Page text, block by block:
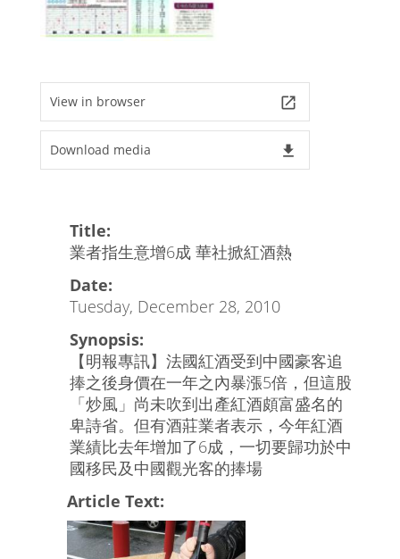
View in browser launch
Download media file_download
Title:
業者指生意增6成 華社掀紅酒熱
Date:
Tuesday, December 28, 2010
Synopsis:
【明報專訊】法國紅酒受到中國豪客追
捧之後身價在一年之內暴漲5倍，但這股
「炒風」尚未吹到出產紅酒頗富盛名的
卑詩省。但有酒莊業者表示，今年紅酒
業績比去年增加了6成，一切要歸功於中
國移民及中國觀光客的捧場
Article Text: